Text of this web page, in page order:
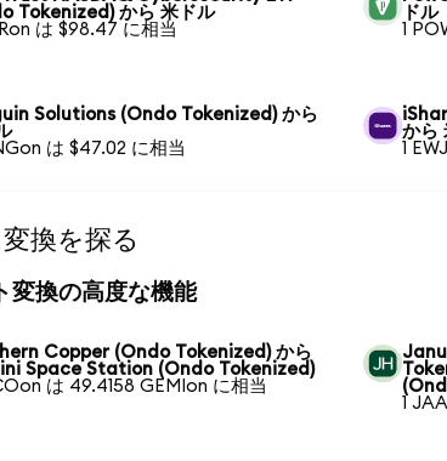
Tokenized) から 米ドル
は $98.47 に相当
ドル
1
Solutions (Ondo Tokenized) から
は $47.02 に相当
から
1
換を探る
変換の高度な機能
Copper (Ondo Tokenized) から
Space Station (Ondo Tokenized)
は 49.4158 GEMIon に相当
1